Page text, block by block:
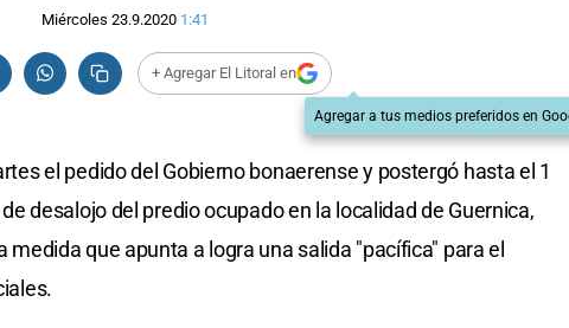
Miércoles 23.9.2020 1:41
+ Agregar El Litoral en
Agregar a tus medios preferidos en
el pedido del Gobierno bonaerense y postergó hasta el 1
desalojo del predio ocupado en la localidad de Guernica,
que apunta a logra una salida "pacífica" para el